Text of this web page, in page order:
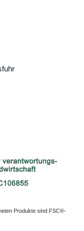
Produkte sind FSC®-